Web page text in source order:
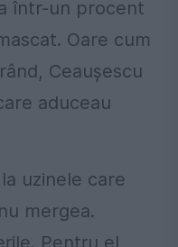
într-un procent
Oare cum
Ceaușescu
aduceau
uzinele care
mergea.
Pentru el,